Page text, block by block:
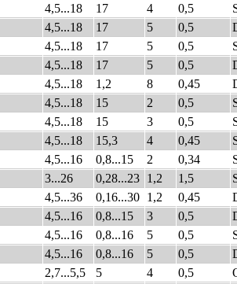
4,5...18 17 4 0,5
4,5...18 17 5 0,5
4,5...18 17 5 0,5
4,5...18 17 5 0,5
4,5...18 1,2 8 0,45
4,5...18 15 2 0,5
4,5...18 15 3 0,5
4,5...18 15,3 4 0,45
4,5...16 0,8...15 2 0,34
3...26 0,28...23 1,2 1,5
4,5...36 0,16...30 1,2 0,45
4,5...16 0,8...15 3 0,5
4,5...16 0,8...16 5 0,5
4,5...16 0,8...16 5 0,5
2,7...5,5 5 4 0,5